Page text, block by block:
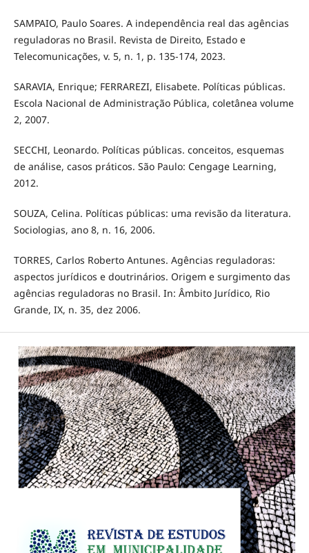
SAMPAIO, Paulo Soares. A independência real das agências
reguladoras no Brasil. Revista de Direito, Estado e
Telecomunicações, v. 5, n. 1, p. 135-174, 2023.
SARAVIA, Enrique; FERRAREZI, Elisabete. Políticas públicas.
Escola Nacional de Administração Pública, coletânea volume
2, 2007.
SECCHI, Leonardo. Políticas públicas. conceitos, esquemas
de análise, casos práticos. São Paulo: Cengage Learning,
2012.
SOUZA, Celina. Políticas públicas: uma revisão da literatura.
Sociologias, ano 8, n. 16, 2006.
TORRES, Carlos Roberto Antunes. Agências reguladoras:
aspectos jurídicos e doutrinários. Origem e surgimento das
agências reguladoras no Brasil. In: Âmbito Jurídico, Rio
Grande, IX, n. 35, dez 2006.